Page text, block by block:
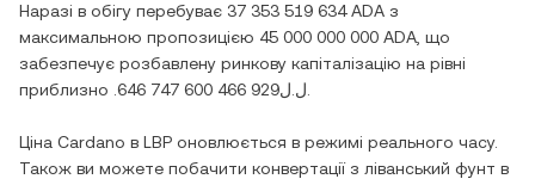
Наразі в обігу перебуває 37 353 519 634 ADA з
максимальною пропозицією 45 000 000 000 ADA , що
забезпечує розбавлену ринкову капіталізацію на рівні
приблизно
.ل.ل646 747 600 466 929
Ціна Cardano в LBP оновлюється в режимі реального часу.
Також ви можете побачити конвертації з ліванський фунт в